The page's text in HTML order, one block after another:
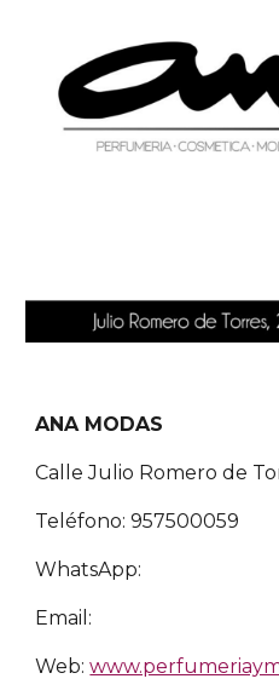
ANA MODAS
Calle Julio Romero de
Teléfono: 957500059
WhatsApp:
Email:
Web: